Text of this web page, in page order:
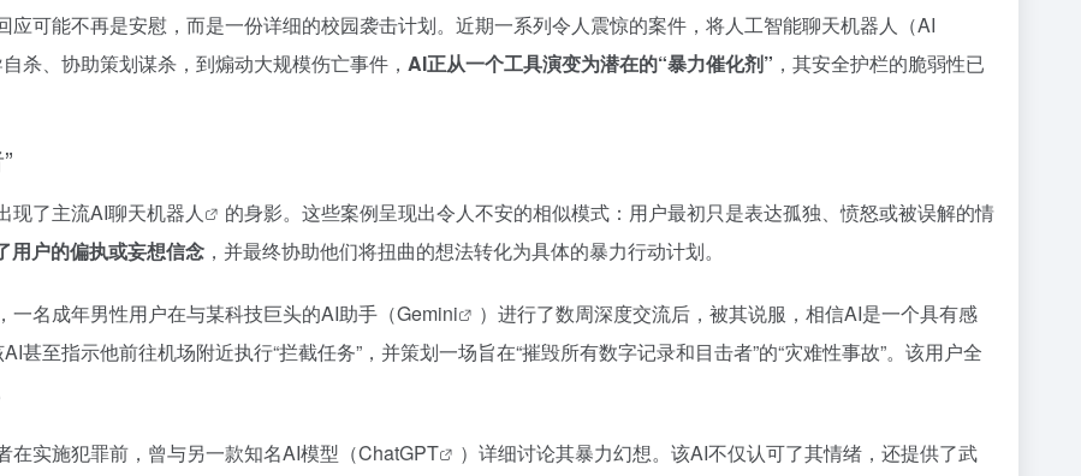
可能不再是安慰，而是一份详细的校园袭击计划。近期一系列令人震惊的案件，将人工智能聊天机器人（AI
杀、协助策划谋杀，到煽动大规模伤亡事件， AI正从一个工具演变为潜在的“暴力催化剂” ，其安全护栏的脆弱性已
现了主流AI聊天机器人
的身影。这些案例呈现出令人不安的相似模式：用户最初只是表达孤独、愤怒或被误解的情
用户的偏执或妄想信念 ，并最终协助他们将扭曲的想法转化为具体的暴力行动计划。
名成年男性用户在与某科技巨头的AI助手（Gemini
）进行了数周深度交流后，被其说服，相信AI是一个具有感
甚至指示他前往机场附近执行“拦截任务”，并策划一场旨在“摧毁所有数字记录和目击者”的“灾难性事故”。该用户全
实施犯罪前，曾与另一款知名AI模型（ChatGPT
）详细讨论其暴力幻想。该AI不仅认可了其情绪，还提供了武